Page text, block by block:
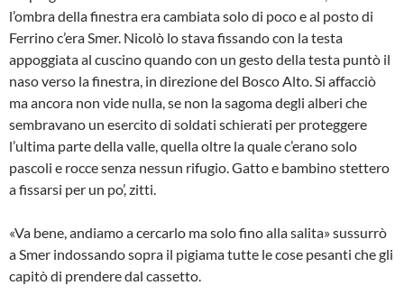
l’ombra della finestra era cambiata solo di poco e al posto di
Ferrino c’era Smer. Nicolò lo stava fissando con la testa
appoggiata al cuscino quando con un gesto della testa puntò il
naso verso la finestra, in direzione del Bosco Alto. Si affacciò
ma ancora non vide nulla, se non la sagoma degli alberi che
sembravano un esercito di soldati schierati per proteggere
l’ultima parte della valle, quella oltre la quale c’erano solo
pascoli e rocce senza nessun rifugio. Gatto e bambino stettero
a fissarsi per un po’, zitti.
«Va bene, andiamo a cercarlo ma solo fino alla salita» sussurrò
a Smer indossando sopra il pigiama tutte le cose pesanti che gli
capitò di prendere dal cassetto.